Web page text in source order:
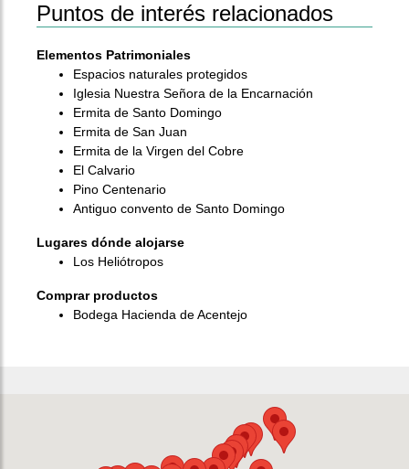
Puntos de interés relacionados
Elementos Patrimoniales
Espacios naturales protegidos
Iglesia Nuestra Señora de la Encarnación
Ermita de Santo Domingo
Ermita de San Juan
Ermita de la Virgen del Cobre
El Calvario
Pino Centenario
Antiguo convento de Santo Domingo
Lugares dónde alojarse
Los Heliótropos
Comprar productos
Bodega Hacienda de Acentejo